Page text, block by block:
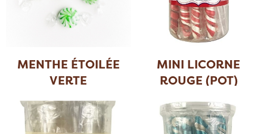
MENTHE ÉTOILÉE
VERTE
MINI LICORNE
ROUGE (POT)